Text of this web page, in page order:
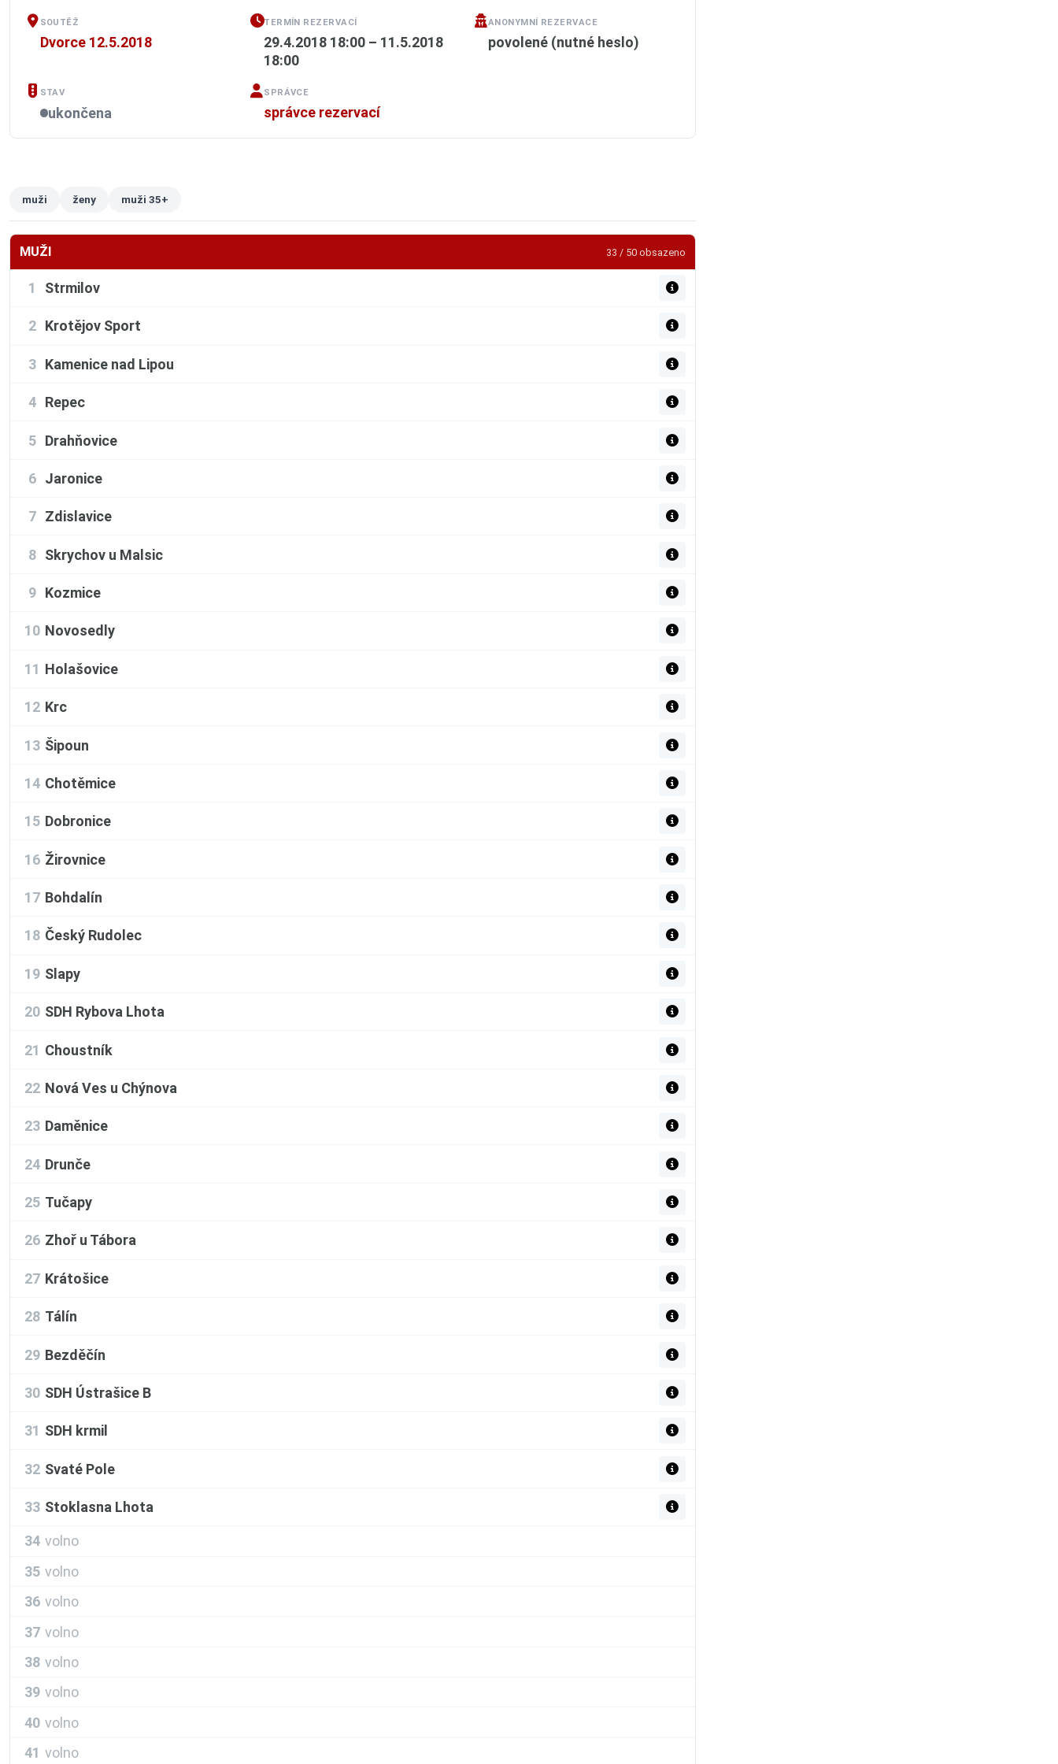
SOUTĚŽ
Dvorce 12.5.2018
TERMÍN REZERVACÍ
29.4.2018 18:00 – 11.5.2018
18:00
ANONYMNÍ REZERVACE
povolené (nutné heslo)
STAV
ukončena
SPRÁVCE
správce rezervací
muži ženy muži 35+
MUŽI 33 / 50 obsazeno
1 Strmilov
2 Krotějov Sport
3 Kamenice nad Lipou
4 Repec
5 Drahňovice
6 Jaronice
7 Zdislavice
8 Skrychov u Malsic
9 Kozmice
10 Novosedly
11 Holašovice
12 Krc
13 Šipoun
14 Chotěmice
15 Dobronice
16 Žirovnice
17 Bohdalín
18 Český Rudolec
19 Slapy
20 SDH Rybova Lhota
21 Choustník
22 Nová Ves u Chýnova
23 Daměnice
24 Drunče
25 Tučapy
26 Zhoř u Tábora
27 Krátošice
28 Tálín
29 Bezděčín
30 SDH Ústrašice B
31 SDH krmil
32 Svaté Pole
33 Stoklasna Lhota
34 volno
35 volno
36 volno
37 volno
38 volno
39 volno
40 volno
41 volno